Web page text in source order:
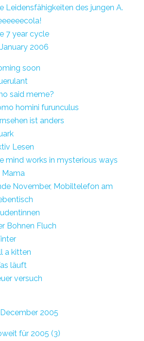
Leidensfähigkeiten des jungen A.
7 year cycle
January 2006
soon
said meme?
homini furunculus
ist anders
Lesen
mind works in mysterious ways
Mama
November, Mobiltelefon am
Bohnen Fluch
a kitten
läuft
versuch
December 2005
für 2005 (3)